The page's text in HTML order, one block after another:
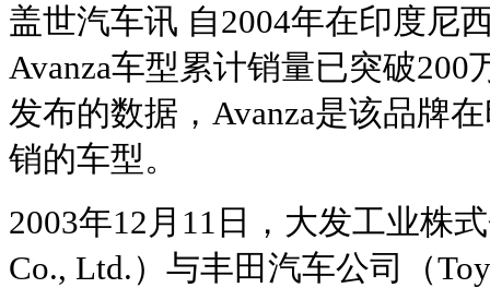
盖世汽车讯 自2004年在印度尼
Avanza车型累计销量已突破
发布的数据，Avanza是该品牌
销的车型。
2003年12月11日，大发工业株
Co., Ltd.）与丰田汽车公司（